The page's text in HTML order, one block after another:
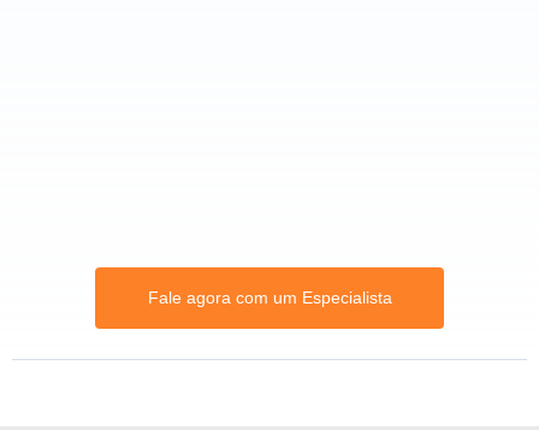
Fale agora com um Especialista